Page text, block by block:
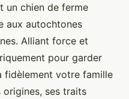
un chien de ferme
aux autochtones
Alliant force et
pour garder
fidèlement votre famille
origines, ses traits